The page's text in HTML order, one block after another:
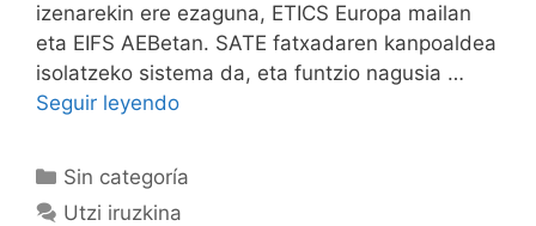
izenarekin ere ezaguna, ETICS Europa mailan
eta EIFS AEBetan. SATE fatxadaren kanpoaldea
isolatzeko sistema da, eta funtzio nagusia …
Seguir leyendo
Sin categoría
Utzi iruzkina